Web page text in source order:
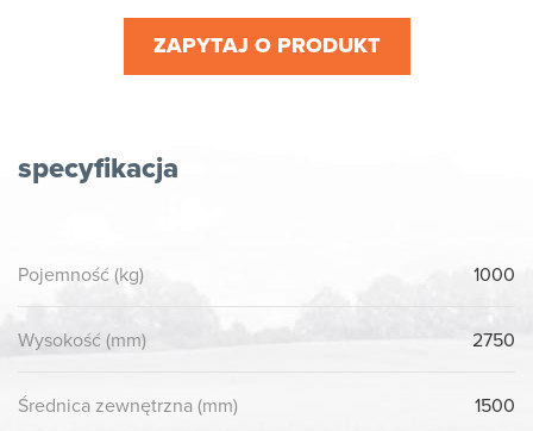
ZAPYTAJ O PRODUKT
specyfikacja
Pojemność (kg) 1000
Wysokość (mm) 2750
Średnica zewnętrzna (mm) 1500